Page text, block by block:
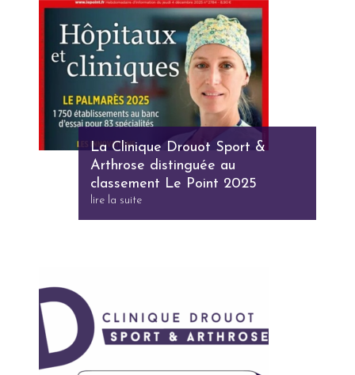
La Clinique Drouot Sport &
Arthrose distinguée au
classement Le Point 2025
lire la suite